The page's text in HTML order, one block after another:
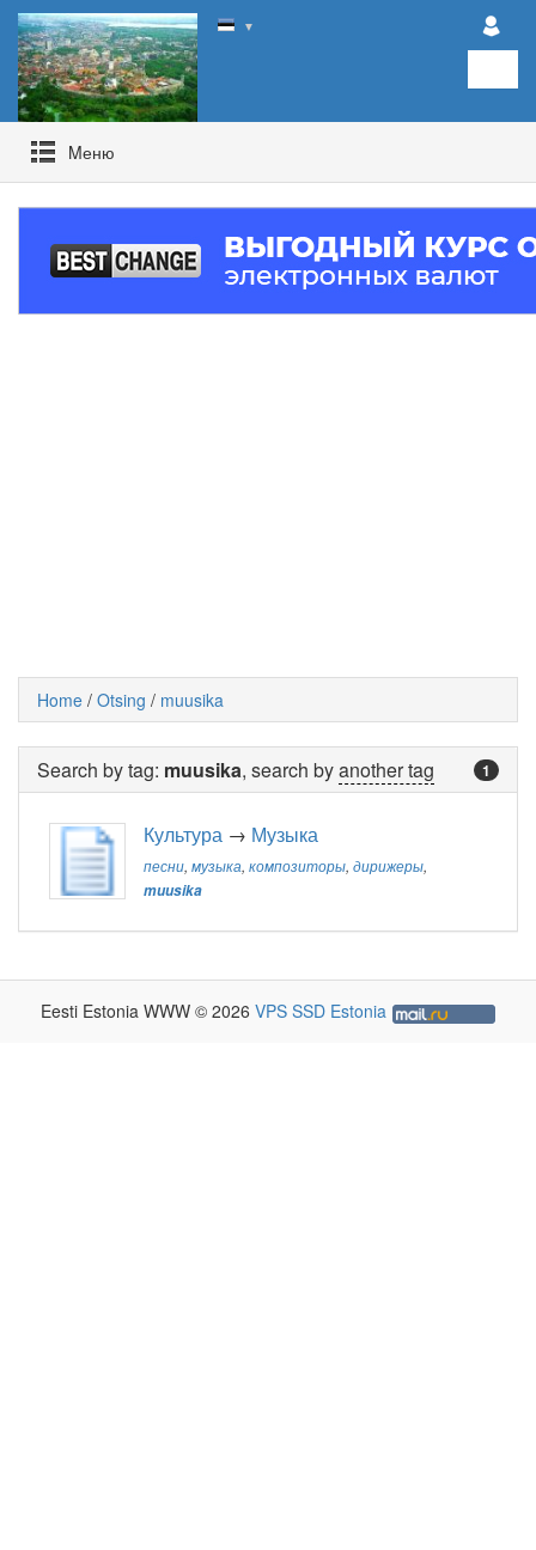
▼
Mеню
Home / Otsing / muusika
1
Search by tag: muusika, search byanother tag
Культура → Музыка
песни, музыка, композиторы, дирижеры,
muusika
Eesti Estonia WWW © 2026 VPS SSD Estonia